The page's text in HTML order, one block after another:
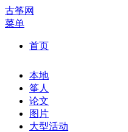
古筝网
菜单
首页
本地
筝人
论文
图片
大型活动